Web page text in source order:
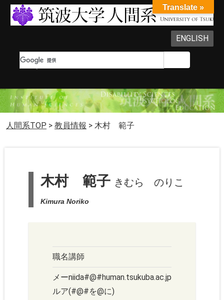
ENGLISH
人間系TOP > 教員情報 > 木村 範子
木村 範子 きむら のりこ
Kimura Noriko
職名講師
メー
ルア
niida#@#human.tsukuba.ac.jp
(#@#を@に)
Translate »